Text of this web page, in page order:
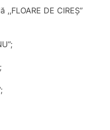
DE CIREŞ”